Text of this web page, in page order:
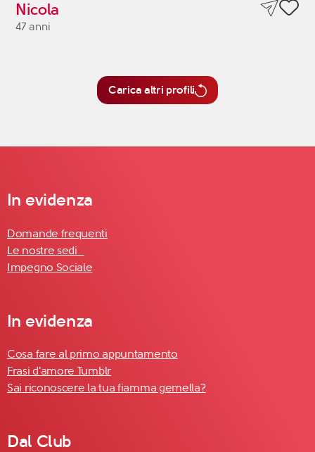
Nicola
47 anni
Carica altri profili
In evidenza
Domande frequenti
Le nostre sedi
Impegno Sociale
In evidenza
Cosa fare al primo appuntamento
Frasi d'amore Tumblr
Sai riconoscere la tua fiamma gemella?
Dal Club